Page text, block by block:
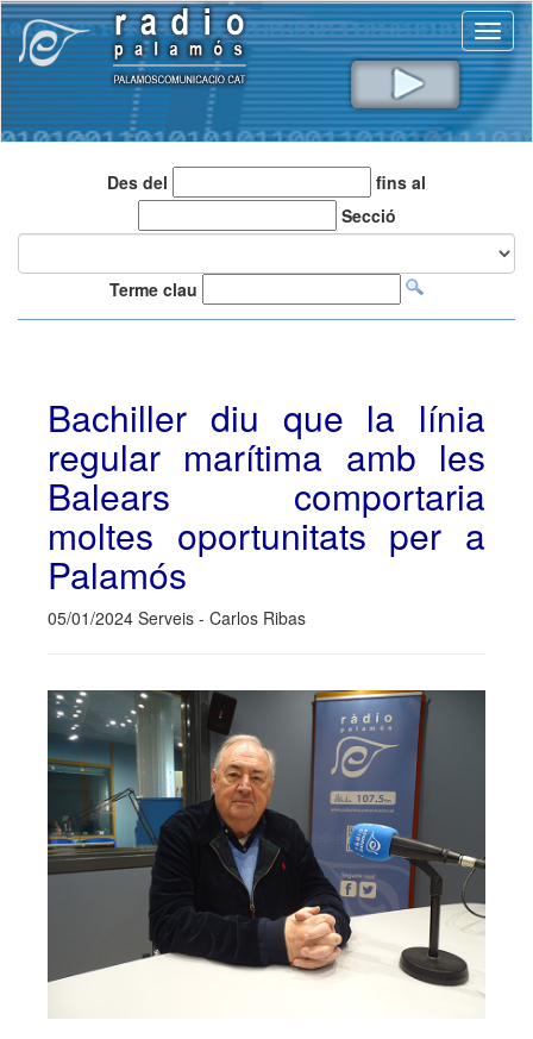
Des del
fins al
Secció
Terme clau
Bachiller diu que la línia
regular marítima amb les
Balears comportaria
moltes oportunitats per a
Palamós
05/01/2024 Serveis - Carlos Ribas